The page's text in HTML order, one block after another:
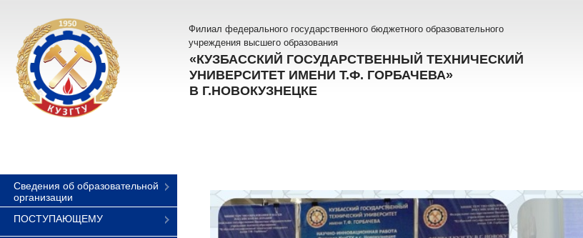
Филиал федерального государственного бюджетного образовательного
учреждения высшего образования
«КУЗБАССКИЙ ГОСУДАРСТВЕННЫЙ ТЕХНИЧЕСКИЙ
УНИВЕРСИТЕТ ИМЕНИ Т.Ф. ГОРБАЧЕВА»
В Г.НОВОКУЗНЕЦКЕ
Сведения об образовательной
организации
ПОСТУПАЮЩЕМУ